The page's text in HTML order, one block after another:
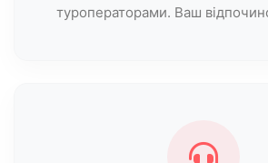
туроператорами. Ваш